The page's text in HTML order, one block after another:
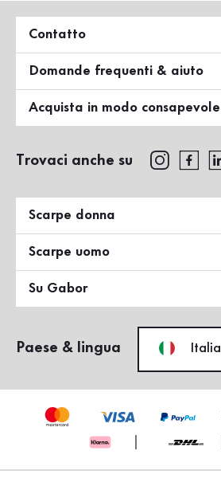
Contatto
Domande frequenti & aiuto
Acquista in modo consapevole
Trovaci anche su
Scarpe donna
Scarpe uomo
Su Gabor
Paese & lingua Italia